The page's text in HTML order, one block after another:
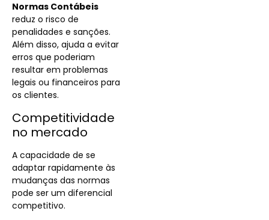
Normas Contábeis
reduz o risco de
penalidades e sanções.
Além disso, ajuda a evitar
erros que poderiam
resultar em problemas
legais ou financeiros para
os clientes.
Competitividade
no mercado
A capacidade de se
adaptar rapidamente às
mudanças das normas
pode ser um diferencial
competitivo.